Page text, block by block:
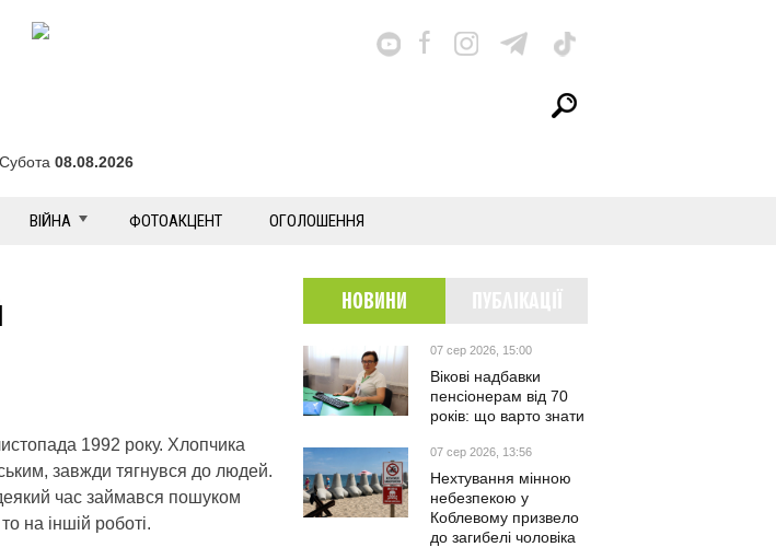
Субота 08.08.2026
ВІЙНА ФОТОАКЦЕНТ ОГОЛОШЕННЯ
1992 року. Хлопчика
завжди тягнувся до людей.
час займався пошуком
на іншій роботі.
НОВИНИ
07 сер 2026, 15:00
Вікові надбавки
пенсіонерам від 70
років: що варто знати
07 сер 2026, 13:56
Нехтування мінною
небезпекою у
Коблевому призвело
до загибелі чоловіка